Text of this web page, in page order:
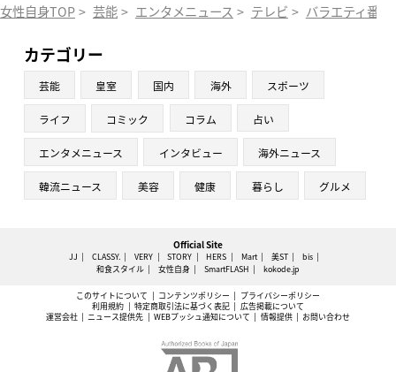
女性自身TOP > 芸能 > エンタメニュース > テレビ > バラエティ番組
カテゴリー
芸能 皇室 国内 海外 スポーツ
ライフ コミック コラム 占い
エンタメニュース インタビュー 海外ニュース
韓流ニュース 美容 健康 暮らし グルメ
Official Site
JJ CLASSY. VERY STORY HERS Mart 美ST
bis
和食スタイル
女性自身 SmartFLASH kokode.jp
このサイトについて コンテンツポリシー
プライバシーポリシー
利用規約
特定商取引法に基づく表記
広告掲載について
運営会社
ニュース提供先 WEBプッシュ通知について 情報提供 お問い合わせ